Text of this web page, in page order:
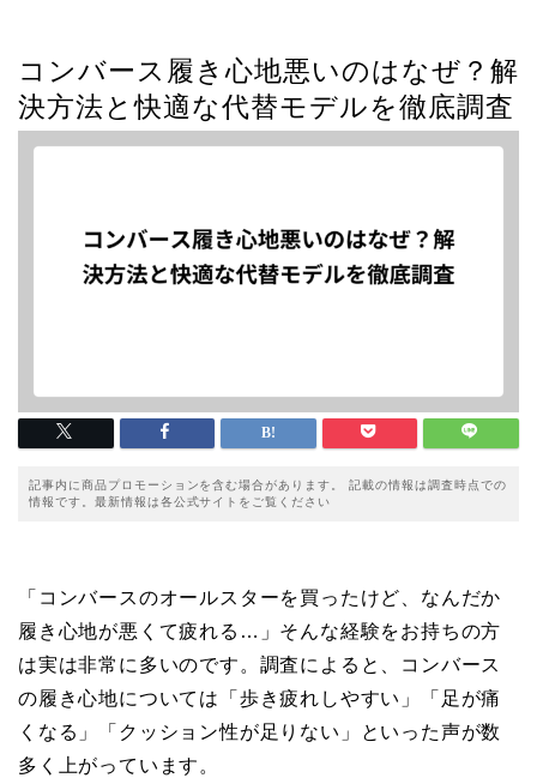
コンバース履き心地悪いのはなぜ？解
決方法と快適な代替モデルを徹底調査
記事内に商品プロモーションを含む場合があります。 記載の情報は調査時点での
情報です。最新情報は各公式サイトをご覧ください
「コンバースのオールスターを買ったけど、なんだか
履き心地が悪くて疲れる…」そんな経験をお持ちの方
は実は非常に多いのです。調査によると、コンバース
の履き心地については「歩き疲れしやすい」「足が痛
くなる」「クッション性が足りない」といった声が数
多く上がっています。